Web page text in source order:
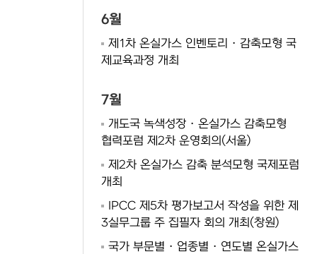
6월
제1차 온실가스 인벤토리 · 감축모형 국
제교육과정 개최
7월
개도국 녹색성장 · 온실가스 감축모형
협력포럼 제2차 운영회의(서울)
제2차 온실가스 감축 분석모형 국제포럼
개최
IPCC 제5차 평가보고서 작성을 위한 제
3실무그룹 주 집필자 회의 개최(창원)
국가 부문별 · 업종별 · 연도별 온실가스